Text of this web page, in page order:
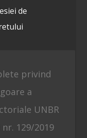
de
privind
a
UNBR
129/2019